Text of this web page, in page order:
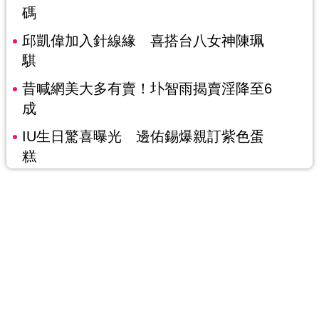
碼
邱凱偉加入針線緣 喜搭台八女神陳珮
騏
昔喊網美大多有賣！圤智雨揭賣淫降至6
成
IU生日驚喜曝光 邊佑錫爆親訂紫色蛋
糕